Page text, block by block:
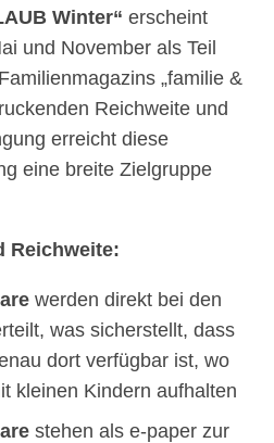
Winter“ erscheint
und November als Teil
„familie &
Reichweite und
erreicht diese
eine breite Zielgruppe
Reichweite:
werden direkt bei den
was sicherstellt, dass
dort verfügbar ist, wo
kleinen Kindern aufhalten
stehen als e-paper zur